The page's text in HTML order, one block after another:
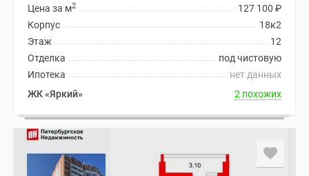
127 100 ₽
Цена за м2
18к2
Корпус
12
Этаж
под чистовую
Отделка
нет данных
Ипотека
ЖК «Яркий»
2 похожих